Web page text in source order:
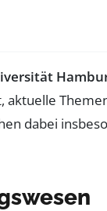
aktuelle
dabei